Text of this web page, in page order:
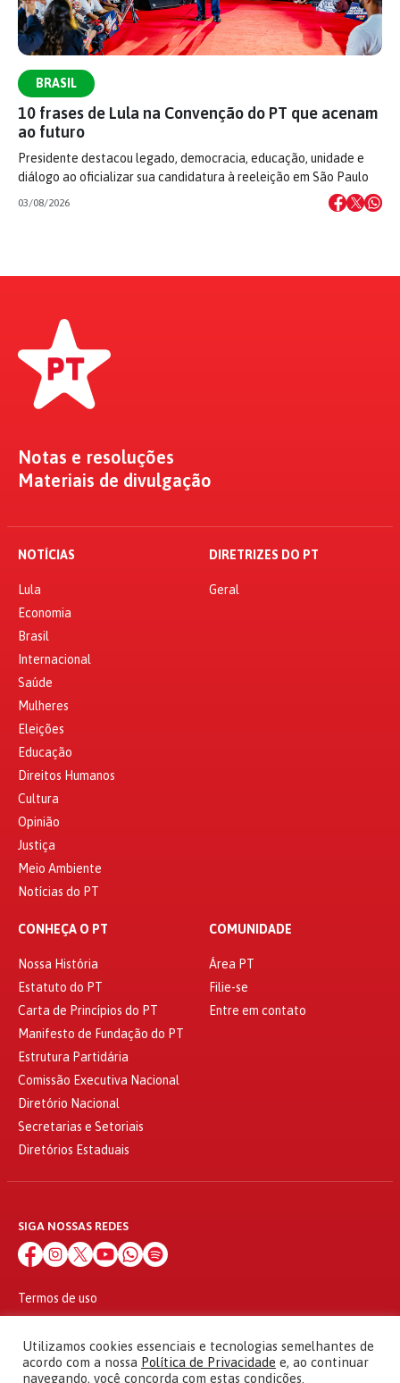
BRASIL
10 frases de Lula na Convenção do PT que acenam
ao futuro
Presidente destacou legado, democracia, educação, unidade e
diálogo ao oficializar sua candidatura à reeleição em São Paulo
03/08/2026
Notas e resoluções
Materiais de divulgação
NOTÍCIAS
Lula
Economia
Brasil
Internacional
Saúde
Mulheres
Eleições
Educação
Direitos Humanos
Cultura
Opinião
Justiça
Meio Ambiente
Notícias do PT
DIRETRIZES DO PT
Geral
CONHEÇA O PT
Nossa História
Estatuto do PT
Carta de Princípios do PT
Manifesto de Fundação do PT
Estrutura Partidária
Comissão Executiva Nacional
Diretório Nacional
Secretarias e Setoriais
Diretórios Estaduais
COMUNIDADE
Área PT
Filie-se
Entre em contato
SIGA NOSSAS REDES
Termos de uso
© 2010 - 2026
Partido dos Trabalhadores Todos os direitos reservados
Utilizamos cookies essenciais e tecnologias semelhantes de
acordo com a nossa Política de Privacidade e, ao continuar
navegando, você concorda com estas condições.